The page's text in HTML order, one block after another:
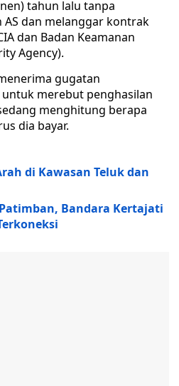
tahun lalu tanpa
dan melanggar kontrak
dan Badan Keamanan
Agency).
gugatan
merebut penghasilan
menghitung berapa
dia bayar.
di Kawasan Teluk dan
Bandara Kertajati